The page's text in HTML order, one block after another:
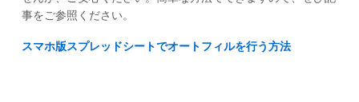
事をご参照ください。
スマホ版スプレッドシートでオートフィルを行う方法